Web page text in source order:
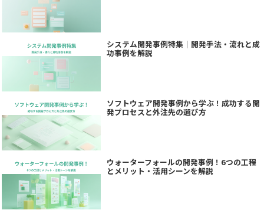
システム開発事例特集｜開発手法・流れと成
功事例を解説
ソフトウェア開発事例から学ぶ！成功する開
発プロセスと外注先の選び方
ウォーターフォールの開発事例！6つの工程
とメリット・活用シーンを解説